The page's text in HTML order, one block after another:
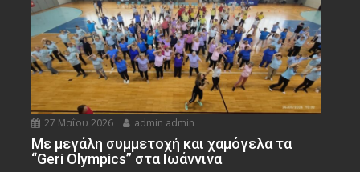
27 Μαΐου 2026 admin admin
Με μεγάλη συμμετοχή και χαμόγελα τα
“Geri Olympics” στα Ιωάννινα